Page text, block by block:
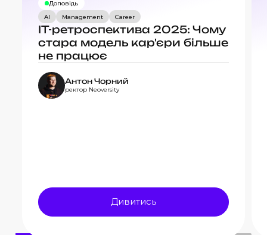
Доповідь
AI
Management Career
IT-ретроспектива 2025: Чому
стара модель кар'єри більше
не працює
Антон Чорний
ректор Neoversity
Дивитись